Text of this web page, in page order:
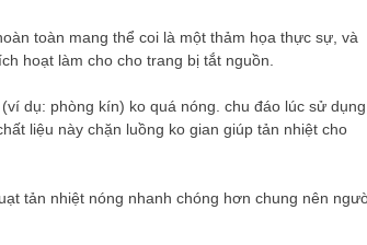
toàn mang thể coi là một thảm họa thực sự, và
hoạt làm cho cho trang bị tắt nguồn.
dụ: phòng kín) ko quá nóng. chu đáo lúc sử dụng
liệu này chặn luồng ko gian giúp tản nhiệt cho
tản nhiệt nóng nhanh chóng hơn chung nên